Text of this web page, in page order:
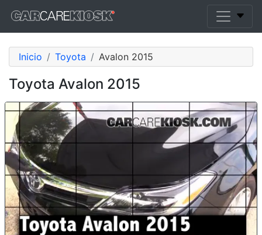
Inicio Toyota Avalon 2015
Toyota Avalon 2015